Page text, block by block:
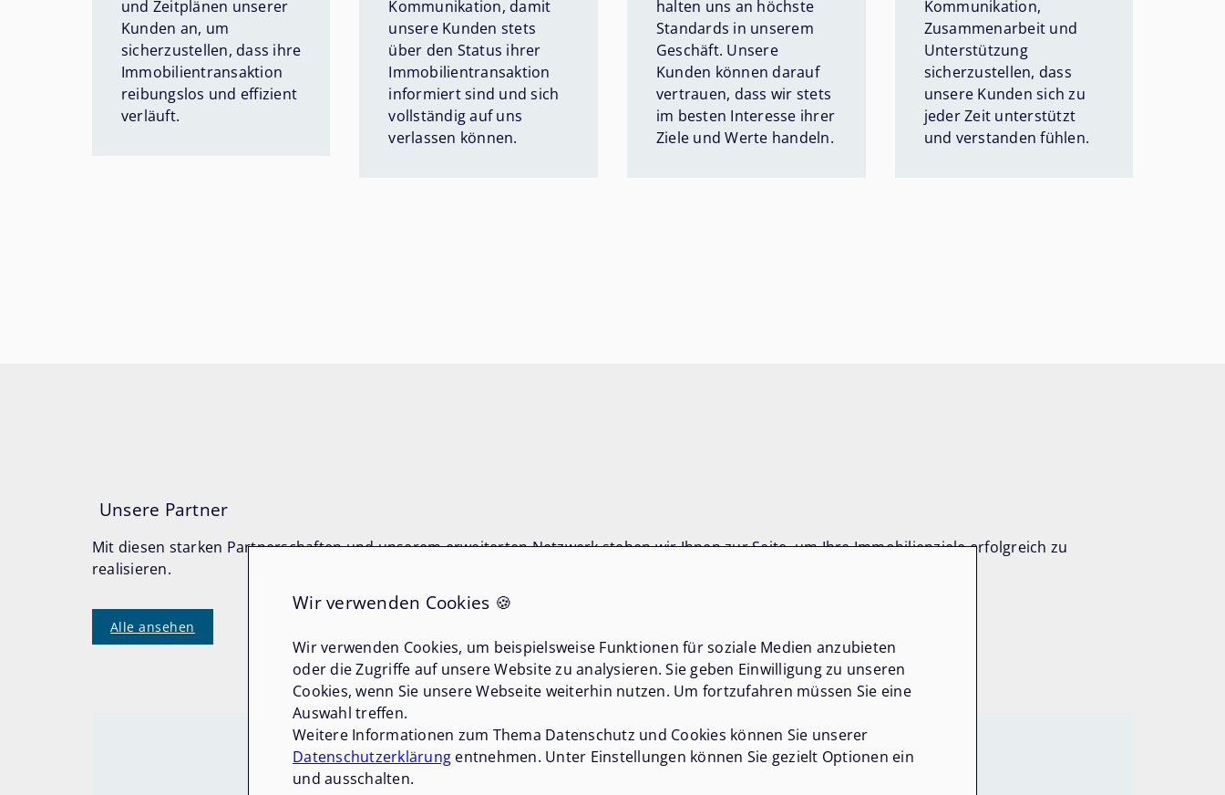
und Zeitplänen unserer
Kunden an, um
sicherzustellen, dass ihre
Immobilientransaktion
reibungslos und effizient
verläuft.
Kommunikation, damit
unsere Kunden stets
über den Status ihrer
Immobilientransaktion
informiert sind und sich
vollständig auf uns
verlassen können.
halten uns an höchste
Standards in unserem
Geschäft. Unsere
Kunden können darauf
vertrauen, dass wir stets
im besten Interesse ihrer
Ziele und Werte handeln.
Kommunikation,
Zusammenarbeit und
Unterstützung
sicherzustellen, dass
unsere Kunden sich zu
jeder Zeit unterstützt
und verstanden fühlen.
Unsere Partner
Mit diesen starken Partnerschaften und unserem erweiterten Netzwerk stehen wir Ihnen zur Seite, um Ihre Immobilienziele erfolgreich zu
realisieren.
Alle ansehen
Wir verwenden Cookies 🍪
Wir verwenden Cookies, um beispielsweise Funktionen für soziale Medien anzubieten
oder die Zugriffe auf unsere Website zu analysieren. Sie geben Einwilligung zu unseren
Cookies, wenn Sie unsere Webseite weiterhin nutzen. Um fortzufahren müssen Sie eine
Auswahl treffen.
Weitere Informationen zum Thema Datenschutz und Cookies können Sie unserer
Datenschutzerklärung entnehmen. Unter Einstellungen können Sie gezielt Optionen ein
und ausschalten.